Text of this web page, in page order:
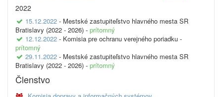
2022
15.12.2022 - Mestské zastupiteľstvo hlavného mesta SR
Bratislavy (2022 - 2026) - prítomný
12.12.2022 - Komisia pre ochranu verejného poriadku -
prítomný
29.11.2022 - Mestské zastupiteľstvo hlavného mesta SR
Bratislavy (2022 - 2026) - prítomný
Členstvo